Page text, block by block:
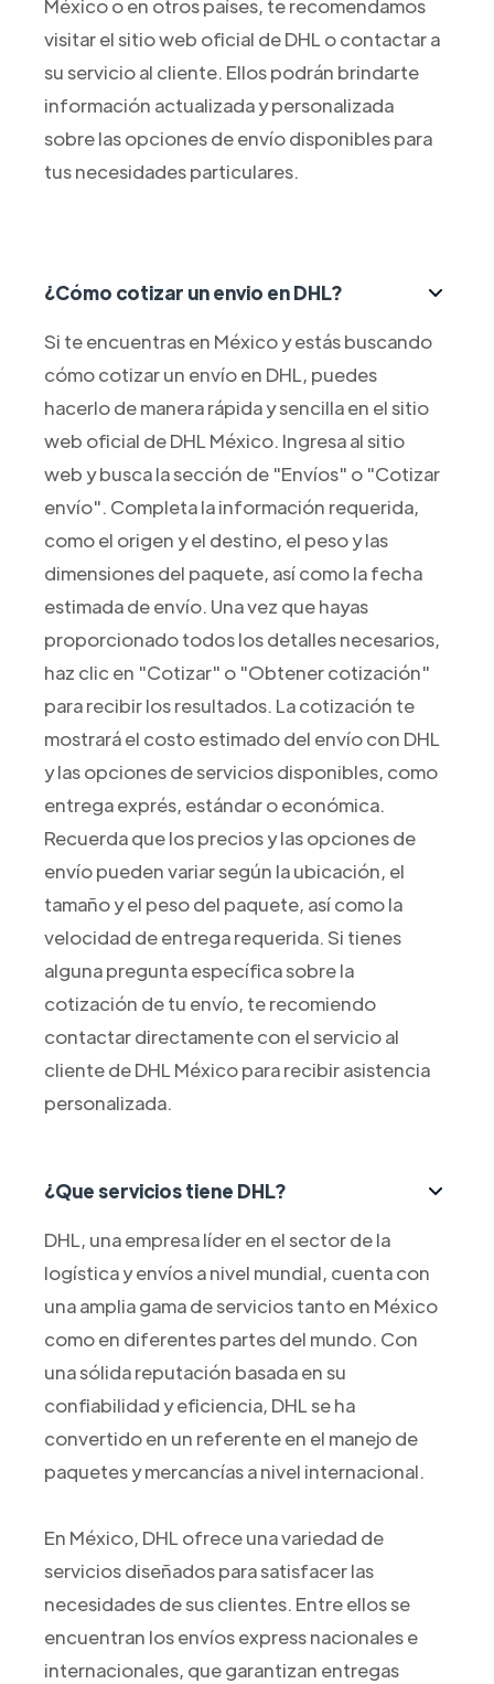
México o en otros países, te recomendamos
visitar el sitio web oficial de DHL o contactar a
su servicio al cliente. Ellos podrán brindarte
información actualizada y personalizada
sobre las opciones de envío disponibles para
tus necesidades particulares.
¿Cómo cotizar un envio en DHL?
Si te encuentras en México y estás buscando
cómo cotizar un envío en DHL, puedes
hacerlo de manera rápida y sencilla en el sitio
web oficial de DHL México. Ingresa al sitio
web y busca la sección de "Envíos" o "Cotizar
envío". Completa la información requerida,
como el origen y el destino, el peso y las
dimensiones del paquete, así como la fecha
estimada de envío. Una vez que hayas
proporcionado todos los detalles necesarios,
haz clic en "Cotizar" o "Obtener cotización"
para recibir los resultados. La cotización te
mostrará el costo estimado del envío con DHL
y las opciones de servicios disponibles, como
entrega exprés, estándar o económica.
Recuerda que los precios y las opciones de
envío pueden variar según la ubicación, el
tamaño y el peso del paquete, así como la
velocidad de entrega requerida. Si tienes
alguna pregunta específica sobre la
cotización de tu envío, te recomiendo
contactar directamente con el servicio al
cliente de DHL México para recibir asistencia
personalizada.
¿Que servicios tiene DHL?
DHL, una empresa líder en el sector de la
logística y envíos a nivel mundial, cuenta con
una amplia gama de servicios tanto en México
como en diferentes partes del mundo. Con
una sólida reputación basada en su
confiabilidad y eficiencia, DHL se ha
convertido en un referente en el manejo de
paquetes y mercancías a nivel internacional.
En México, DHL ofrece una variedad de
servicios diseñados para satisfacer las
necesidades de sus clientes. Entre ellos se
encuentran los envíos express nacionales e
internacionales, que garantizan entregas